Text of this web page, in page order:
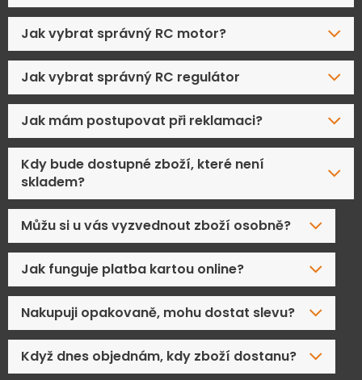
Jak vybrat správný RC motor?
Jak vybrat správný RC regulátor
Jak mám postupovat při reklamaci?
Kdy bude dostupné zboží, které není
skladem?
Můžu si u vás vyzvednout zboží osobně?
Jak funguje platba kartou online?
Nakupuji opakovaně, mohu dostat slevu?
Když dnes objednám, kdy zboží dostanu?